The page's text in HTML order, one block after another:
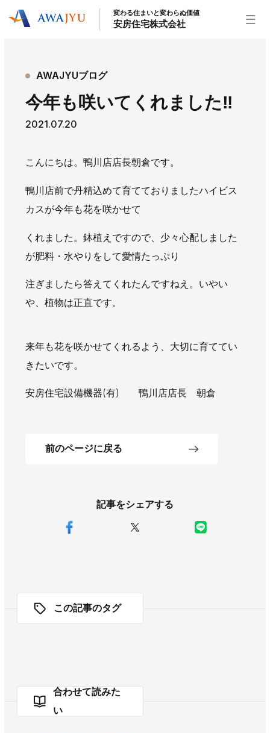
リフォーム事業 外装事業
新築住宅事業
不動産事業
社長挨拶 企業情報 沿革
拠点紹介
スタッフ紹介
お知らせ
社長ブログ イベント お知らせ
AWAJYUブログ
安房住まいる
大型工事施工事例
新卒・第二新卒採用 アルバイト採用 中途採用
変わる住まいと変わらぬ価値
安房住宅株式会社
記事をシェアする
AWAJYUブログ
今年も咲いてくれました‼
2021.07.20
こんにちは。鴨川店店長朝倉です。
鴨川店前で丹精込めて育てておりましたハイビス
カスが今年も花を咲かせて
くれました。鉢植えですので、少々心配しました
が肥料・水やりをして愛情たっぷり
注ぎましたら答えてくれたんですねえ。いやい
や、植物は正直です。
来年も花を咲かせてくれるよう、大切に育ててい
きたいです。
安房住宅設備機器(有) 鴨川店店長 朝倉
前のページに戻る
この記事のタグ
合わせて読みた
い